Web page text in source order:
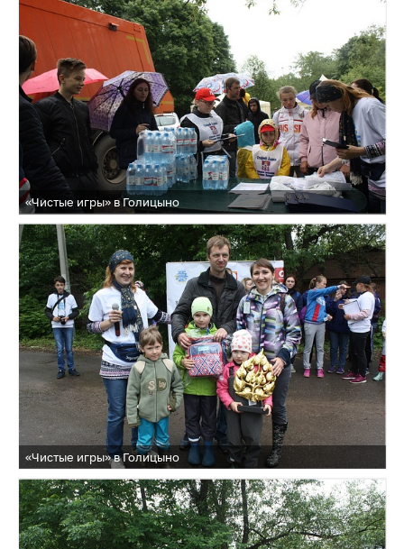
«Чистые игры» в Голицыно
«Чистые игры» в Голицыно